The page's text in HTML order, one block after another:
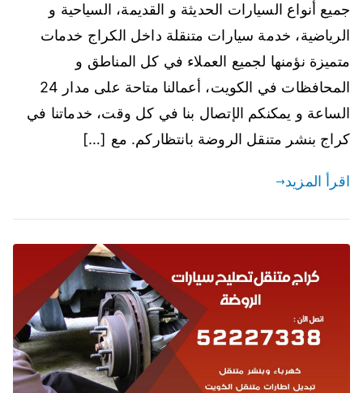
جميع أنواع السيارات الحديثة و القديمة، السياحية و
الرياضية، خدمة سيارات متنقلة داخل الكراج خدمات
متميزة نؤمنها لجميع العملاء في كل المناطق و
المحافظات في الكويت، أعمالنا متاحة على مدار 24
الساعة و يمكنكم الإتصال بنا في كل وقت، خدماتنا في
كراج بنشر متنقل الروضة بانتظاركم. مع […]
اقرأ المزيد